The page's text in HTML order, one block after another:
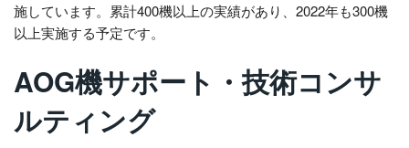
施しています。累計400機以上の実績があり、2022年も300機
以上実施する予定です。
AOG機サポート・技術コンサ
ルティング